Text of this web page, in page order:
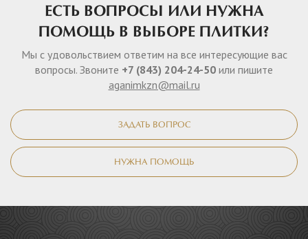
ЕСТЬ ВОПРОСЫ ИЛИ НУЖНА
ПОМОЩЬ В ВЫБОРЕ ПЛИТКИ?
Мы с удовольствием ответим на все интересующие вас
вопросы. Звоните +7 (843) 204-24-50 или пишите
aganimkzn@mail.ru
ЗАДАТЬ ВОПРОС
НУЖНА ПОМОЩЬ